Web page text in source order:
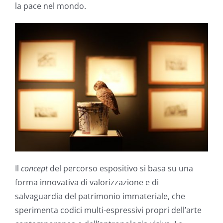
la pace nel mondo.
Il conceptdel percorso espositivo si basa su una
forma innovativa di valorizzazione e di
salvaguardia del patrimonio immateriale, che
sperimenta codici multi-espressivi propri dell’arte